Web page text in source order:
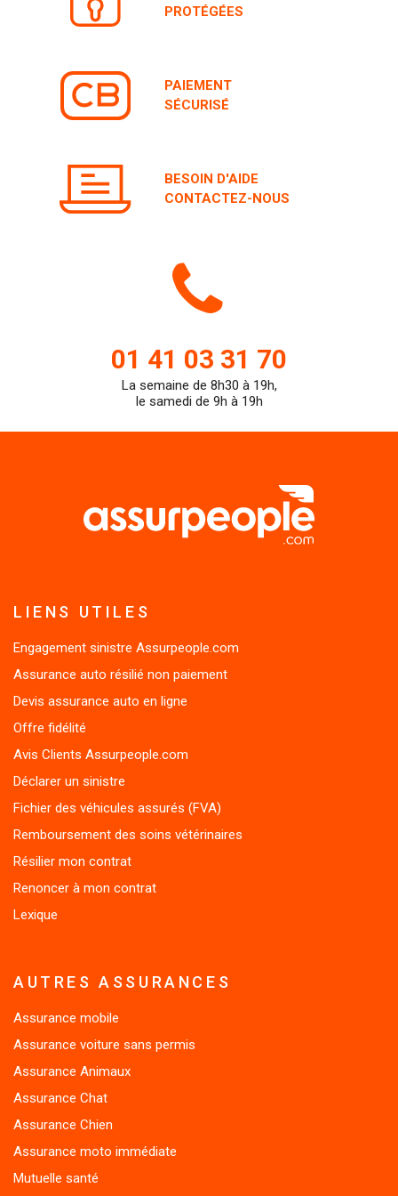
SÉCURISÉ
CONTACTEZ-NOUS
de
La semaine de 8h30 à 19h,
le samedi de 9h à 19h
Assurance auto résilié non paiement
Devis assurance auto en ligne
Offre fidélité
Avis Clients Assurpeople.com
Déclarer un sinistre
Fichier des véhicules assurés (FVA)
Remboursement des soins vétérinaires
Résilier mon contrat
Renoncer à mon contrat
Lexique
Assurance voiture sans permis
Assurance Animaux
Assurance Chat
Assurance Chien
Assurance moto immédiate
Mutuelle santé
Assurance scooter immédiate